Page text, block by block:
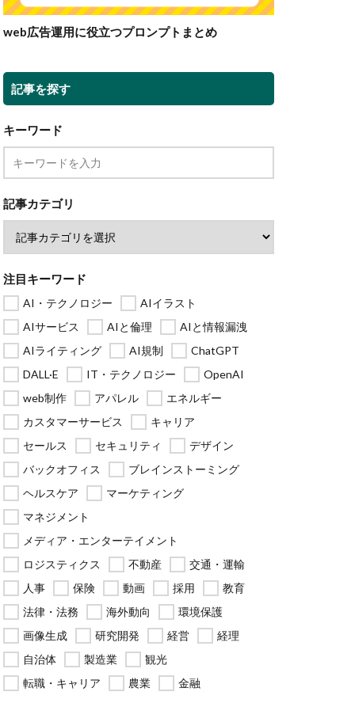
web広告運用に役立つプロンプトまとめ
記事を探す
キーワード
記事カテゴリ
注目キーワード
AI・テクノロジー
AIイラスト
AIサービス
AIと倫理
AIと情報漏洩
AIライティング
AI規制
ChatGPT
DALL·E
IT・テクノロジー
OpenAI
web制作
アパレル
エネルギー
カスタマーサービス
キャリア
セールス
セキュリティ
デザイン
バックオフィス
ブレインストーミング
ヘルスケア
マーケティング
マネジメント
メディア・エンターテイメント
ロジスティクス
不動産
交通・運輸
人事
保険 動画 採用
教育
法律・法務
海外動向
環境保護
画像生成
研究開発 経営
経理
自治体
製造業
観光
転職・キャリア
農業 金融